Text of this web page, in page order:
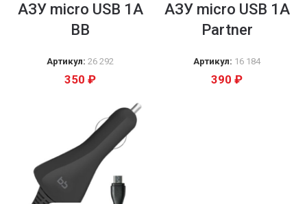
АЗУ micro USB 1A
BB
Артикул: 26 292
350 ₽
АЗУ micro USB 1А
Partner
Артикул: 16 184
390 ₽